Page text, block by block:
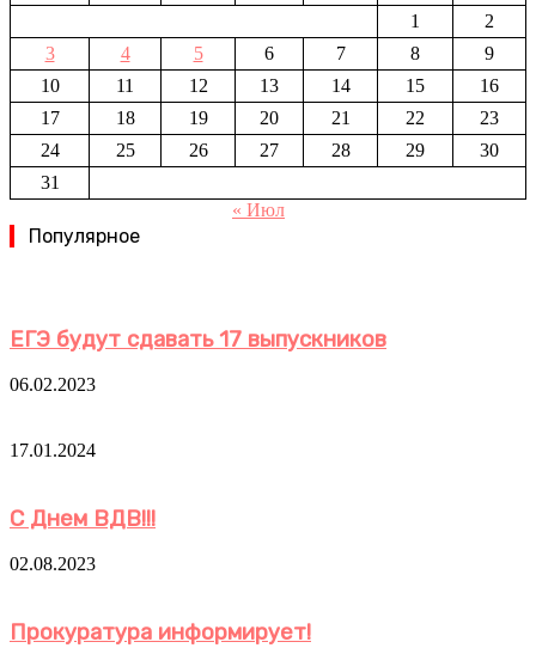
1
2
3
4 5 6 7 8
9
10
11 12 13 14 15
16
17
18 19 20 21 22
23
24
25 26 27 28 29
30
31
« Июл
Популярное
ЕГЭ будут сдавать 17 выпускников
06.02.2023
17.01.2024
С Днем ВДВ!!!
02.08.2023
Прокуратура информирует!